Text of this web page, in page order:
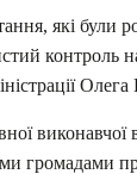
які були
контроль
Олега
виконавчої
громадами